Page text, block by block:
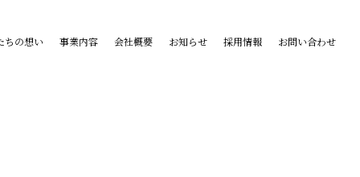
ちの想い 事業内容 会社概要 お知らせ 採用情報 お問い合わせ